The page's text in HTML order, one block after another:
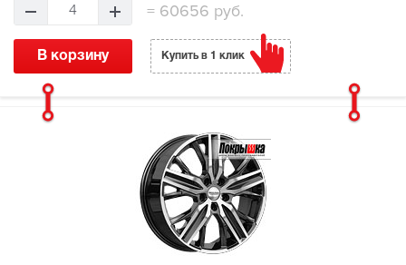
4 = 60656 руб.
В корзину Купить в 1 клик